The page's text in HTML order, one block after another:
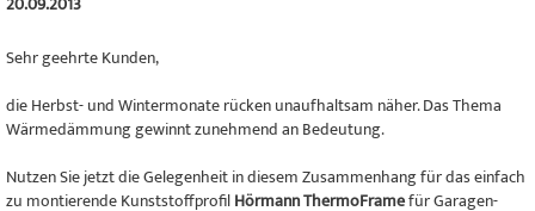
Sehr geehrte Kunden,
die Herbst- und Wintermonate rücken unaufhaltsam näher. Das Thema
Wärmedämmung gewinnt zunehmend an Bedeutung.
Nutzen Sie jetzt die Gelegenheit in diesem Zusammenhang für das einfach
zu montierende KunststoffprofilHörmann ThermoFramefür Garagen-